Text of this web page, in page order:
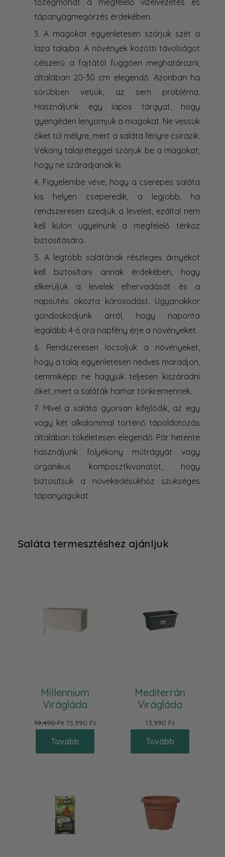
tőzegmohát a megfelelő vízelvezetés és
tápanyagmegőrzés érdekében.
A magokat egyenletesen szórjuk szét a
laza talajba. A növények közötti távolságot
célszerű a fajtától függően meghatározni,
általában 20-30 cm elegendő. Azonban ha
sűrűbben vetjük, az sem probléma.
Használjunk egy lapos tárgyat, hogy
gyengéden lenyomjuk a magokat. Ne vessük
őket túl mélyre, mert a saláta fényre csírázik.
Vékony talajréteggel szórjuk be a magokat,
hogy ne száradjanak ki.
Figyelembe véve, hogy a cserepes saláta
kis helyen cseperedik, a legjobb, ha
rendszeresen szedjük a leveleit, ezáltal nem
kell külön ügyelnünk a megfelelő térköz
biztosítására.
A legtöbb salátának részleges árnyékot
kell biztosítani annak érdekében, hogy
elkerüljük a levelek elhervadását és a
napsütés okozta károsodást. Ugyanakkor
gondoskodjunk arról, hogy naponta
legalább 4-6 óra napfény érje a növényeket.
Rendszeresen locsoljuk a növényeket,
hogy a talaj egyenletesen nedves maradjon,
semmiképp ne hagyjuk teljesen kiszáradni
őket, mert a saláták hamar tönkremennek.
Mivel a saláta gyorsan kifejlődik, az egy
vagy két alkalommal történő tápoldatozás
általában tökéletesen elegendő. Pár hetente
használjunk folyékony műtrágyát vagy
organikus komposztkivonatot, hogy
biztosítsuk a növekedésükhöz szükséges
tápanyagokat.
Saláta termesztéshez ajánljuk
Millennium
Virágláda
19,490 Ft 15,990 Ft
Tovább
Mediterrán
Virágláda
13,990 Ft
Tovább